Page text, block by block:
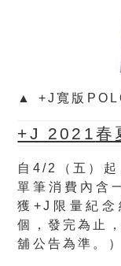
▲ +J寬版
+J 2021春
自4/2（五）
單筆消費內含
獲+J限量紀
個，發完為止
舖公告為準。）